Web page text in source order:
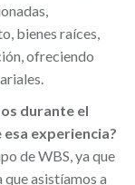
bienes raíces,
ofreciendo
durante el
experiencia?
de WBS, ya que
asistíamos a